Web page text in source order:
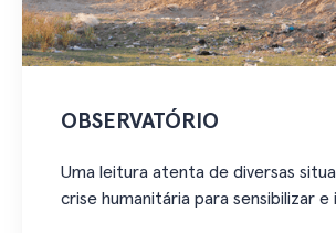
OBSERVATÓRIO
Uma leitura atenta de diversas
crise humanitária para sensibilizar e